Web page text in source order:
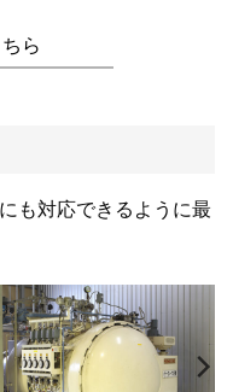
ら
も対応できるように最